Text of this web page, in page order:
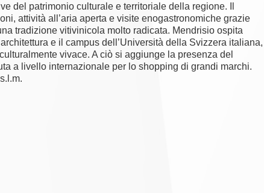
del patrimonio culturale e territoriale della regione. Il
attività all’aria aperta e visite enogastronomiche grazie
tradizione vitivinicola molto radicata. Mendrisio ospita
e il campus dell’Università della Svizzera italiana,
vivace. A ciò si aggiunge la presenza del
a livello internazionale per lo shopping di grandi marchi.